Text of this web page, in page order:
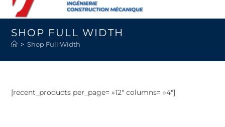
SHOP FULL WIDTH
> Shop Full Width
[recent_products per_page= »12″ columns= »4″]